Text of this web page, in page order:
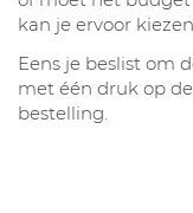
kan je ervoor
Eens je beslist om
met één druk op
bestelling.